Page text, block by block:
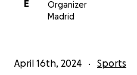
E
Organizer
Madrid
April 16th, 2024 Sports